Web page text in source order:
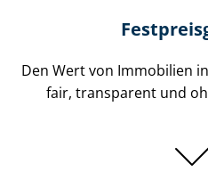
Den Wert von Immobilien
fair, transparent und